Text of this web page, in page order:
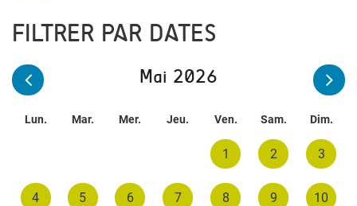
FILTRER PAR DATES
Mai 2026
Lun. Mar. Mer. Jeu. Ven. Sam. Dim.
1 2 3
4 5 6 7 8 9 10